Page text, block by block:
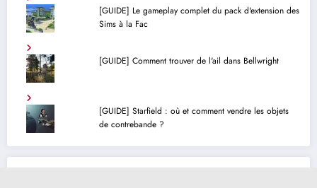
[GUIDE] Le gameplay complet du pack d'extension des
Sims à la Fac
[GUIDE] Comment trouver de l'ail dans Bellwright
[GUIDE] Starfield : où et comment vendre les objets
de contrebande ?